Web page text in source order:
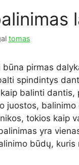
tomas
būna pirmas
spindintys
balinti dantis,
juostos,
tokios kaip
yra
būdų,